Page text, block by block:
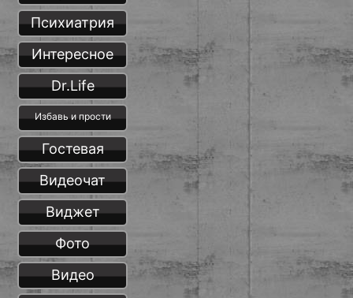
Психиатрия
Интересное
Dr.Life
Избавь и прости
Гостевая
Видеочат
Виджет
Фото
Видео